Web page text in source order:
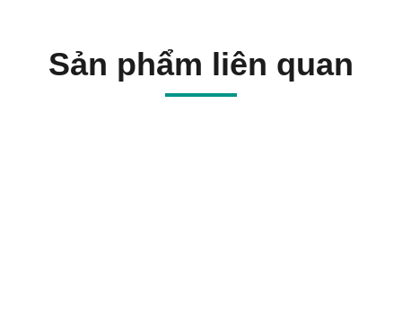
Sản phẩm liên quan